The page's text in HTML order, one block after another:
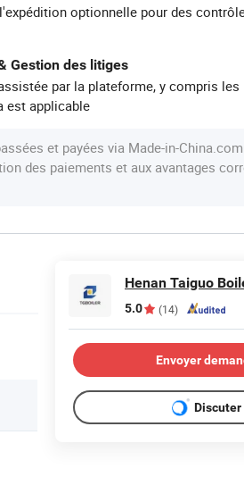
optionnelle pour des
Gestion des litiges
par la plateforme, y compris les
est applicable
et payées via Made-in-
des paiements et aux avantages
5.0 (14)
Envoyer
Discuter